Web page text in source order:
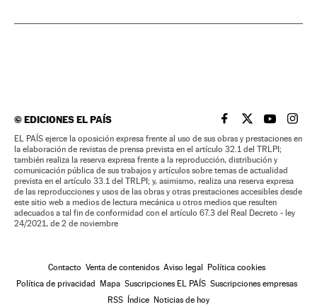
©EDICIONES EL PAÍS EL PAÍS BRASIL EN
EL PAÍSEL PAÍS
EL
EL PAÍS ejerce la oposición expresa frente al uso de sus obras y prestaciones en
la elaboración de revistas de prensa prevista en el artículo 32.1 del TRLPI;
también realiza la reserva expresa frente a la reproducción, distribución y
comunicación pública de sus trabajos y artículos sobre temas de actualidad
prevista en el artículo 33.1 del TRLPI; y, asimismo, realiza una reserva expresa
de las reproducciones y usos de las obras y otras prestaciones accesibles desde
este sitio web a medios de lectura mecánica u otros medios que resulten
adecuados a tal fin de conformidad con el artículo 67.3 del Real Decreto - ley
24/2021, de 2 de noviembre
Contacto Venta de contenidos Aviso legal Política cookies
Política de privacidad Mapa Suscripciones EL PAÍS Suscripciones empresas
RSS Índice Noticias de hoy